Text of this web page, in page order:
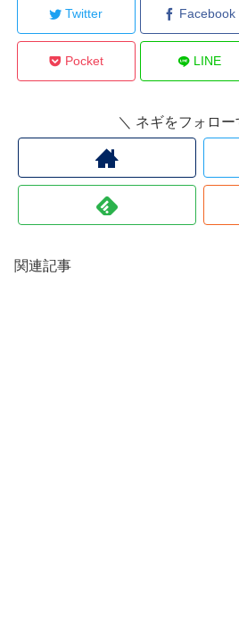
Twitter Facebook
Pocket LINE
＼ ネギをフォロー
関連記事